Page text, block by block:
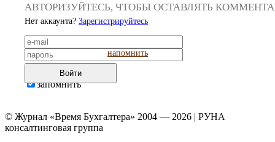
АВТОРИЗУЙТЕСЬ, ЧТОБЫ ОСТАВЛЯТЬ
Нет аккаунта? Зарегистрируйтесь
напомнить
Войти
запомнить
© Журнал «Время Бухгалтера» 2004 — 2026 | РУНА
консалтинговая группа